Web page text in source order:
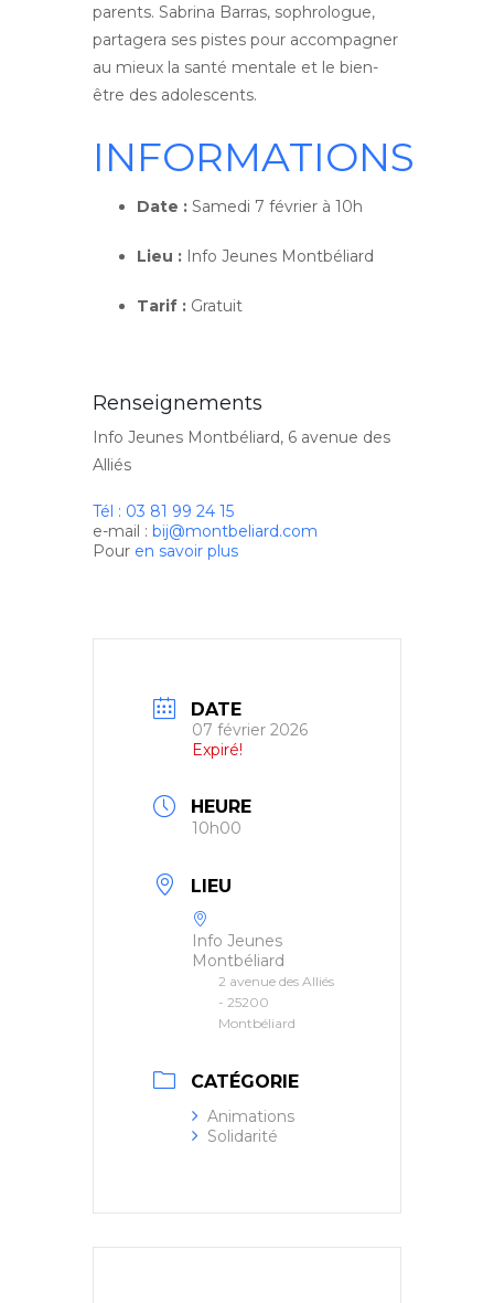
parents. Sabrina Barras, sophrologue,
partagera ses pistes pour accompagner
au mieux la santé mentale et le bien-
être des adolescents.
INFORMATIONS
Date : Samedi 7 février à 10h
Lieu : Info Jeunes Montbéliard
Tarif : Gratuit
Renseignements
Info Jeunes Montbéliard, 6 avenue des
Alliés
Tél : 03 81 99 24 15
e-mail : bij@montbeliard.com
Pour en savoir plus
DATE
07 février 2026
Expiré!
HEURE
10h00
LIEU
Info Jeunes
Montbéliard
2 avenue des Alliés
- 25200
Montbéliard
CATÉGORIE
Animations
Solidarité